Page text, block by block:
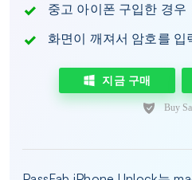
중고 아이폰 구입한 경우
화면이 깨져서 암호를 입
지금 구매